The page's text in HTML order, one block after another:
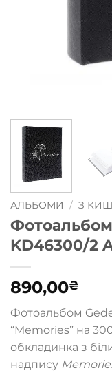
АЛЬБОМИ / З
KD46300/2
890,00₴
Фотоальбом
“Memories” на
обкладинка з
надпису